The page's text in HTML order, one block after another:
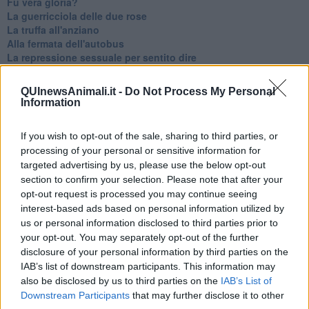
QUInewsAnimali.it - Do Not Process My Personal
Information
If you wish to opt-out of the sale, sharing to third parties, or
processing of your personal or sensitive information for
targeted advertising by us, please use the below opt-out
section to confirm your selection. Please note that after your
opt-out request is processed you may continue seeing
interest-based ads based on personal information utilized by
us or personal information disclosed to third parties prior to
your opt-out. You may separately opt-out of the further
disclosure of your personal information by third parties on the
IAB’s list of downstream participants. This information may
also be disclosed by us to third parties on the IAB’s List of
Downstream Participants that may further disclose it to other
La guerricciola delle due rose
La truffa all'anziano
Alla fermata dell'autobus
La repressione sessuale per sentito dire
Diseducazione televisiva e inerzia della politica
Foto storica
Esequie solenni
Non avere e non essere
Armiamoci e... avviatevi
Da Capodanno a Carnevale
Schizzi di fango
Sor-riso amaro
Fine anno al ristorante
La festa di Capodanno
Natale 2024
Re e regnanti
A noi interessa il dito non la luna
Come rubare allo stato e vivere felici
Una performance